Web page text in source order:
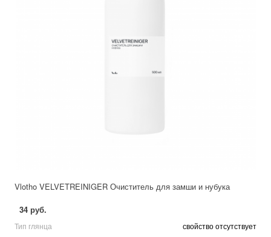
Vlotho VELVETREINIGER Очиститель для замши и нубука
34 руб.
Тип глянца свойство отсутствует